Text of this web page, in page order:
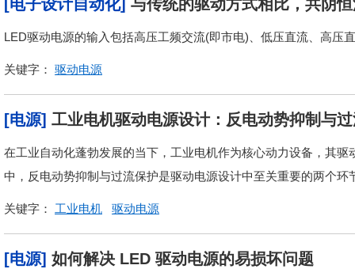
[电子设计自动化] 与传统的驱动方式相比，共阴
LED驱动电源的输入包括高压工频交流(即市电)、低压直流、高压
关键字： 驱动电源
[电源] 工业电机驱动电源设计：反电动势抑制与
在工业自动化蓬勃发展的当下，工业电机作为核心动力设备，其
中，反电动势抑制与过流保护是驱动电源设计中至关重要的两个
关键字： 工业电机 驱动电源
[电源] 如何解决 LED 驱动电源的易损坏问题